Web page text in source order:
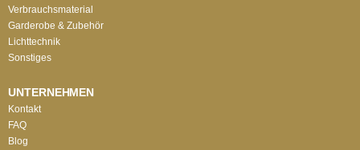
Verbrauchsmaterial
Garderobe & Zubehör
Lichttechnik
Sonstiges
UNTERNEHMEN
Kontakt
FAQ
Blog